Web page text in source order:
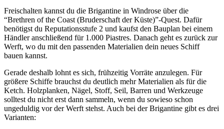
Freischalten kannst du die Brigantine in Windrose über die
“Brethren of the Coast (Bruderschaft der Küste)”-Quest. Dafür
benötigst du Reputationsstufe 2 und kaufst den Bauplan bei einem
Händler anschließend für 1.000 Piastres. Danach geht es zurück zur
Werft, wo du mit den passenden Materialien dein neues Schiff
bauen kannst.
Gerade deshalb lohnt es sich, frühzeitig Vorräte anzulegen. Für
größere Schiffe brauchst du deutlich mehr Materialien als für die
Ketch. Holzplanken, Nägel, Stoff, Seil, Barren und Werkzeuge
solltest du nicht erst dann sammeln, wenn du sowieso schon
ungeduldig vor der Werft stehst. Auch bei der Brigantine gibt es drei
Varianten: